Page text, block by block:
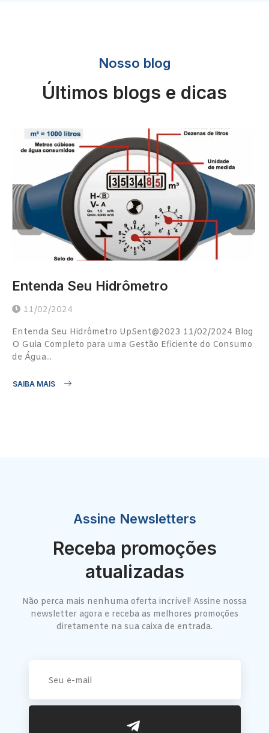
Nosso blog
Últimos blogs e dicas
Entenda Seu Hidrômetro
11/02/2024
Entenda Seu Hidrômetro UpSent@2023 11/02/2024 Blog
O Guia Completo para uma Gestão Eficiente do Consumo
de Água...
SAIBA MAIS
Assine Newsletters
Receba promoções
atualizadas
Não perca mais nenhuma oferta incrível! Assine nossa
newsletter agora e receba as melhores promoções
diretamente na sua caixa de entrada.